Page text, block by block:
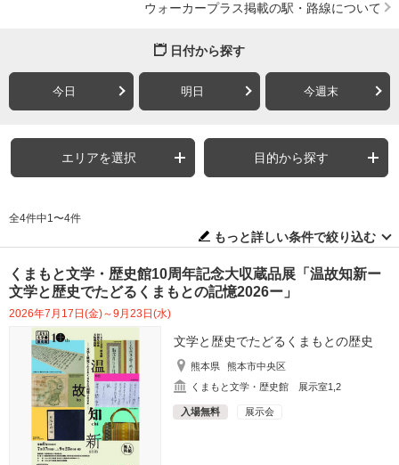
ウォーカープラス掲載の駅・路線について
日付から探す
今日 明日 今週末
エリアを選択 目的から探す
全4件中1〜4件
もっと詳しい条件で絞り込む
くまもと文学・歴史館10周年記念大収蔵品展「温故知新ー
文学と歴史でたどるくまもとの記憶2026ー」
2026年7月17日(金)～9月23日(水)
文学と歴史でたどるくまもとの歴史
熊本県
熊本市中央区
くまもと文学・歴史館 展示室1,2
入場無料 展示会